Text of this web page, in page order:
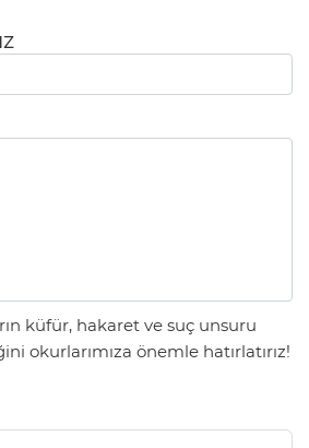
küfür, hakaret ve suç unsuru
okurlarımıza önemle hatırlatırız!